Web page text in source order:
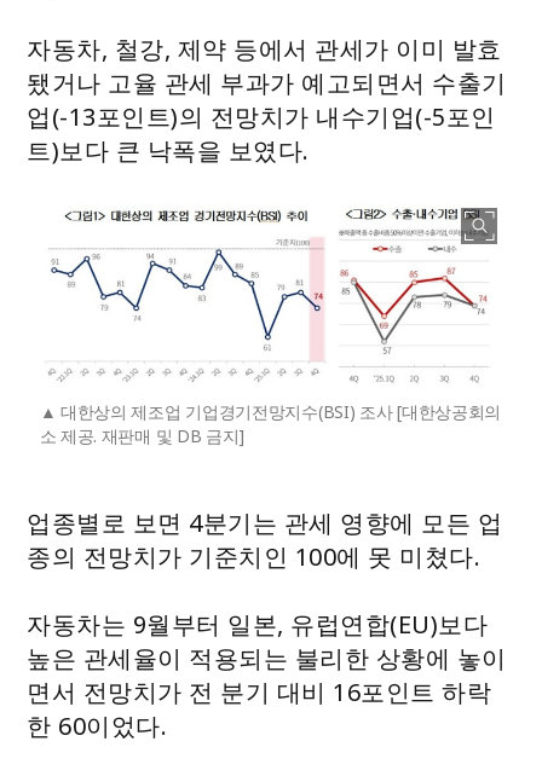
자동차, 철강, 제약 등에서 관세가 이미 발효
됐거나 고율 관세 부과가 예고되면서 수출기
업(-13포인트)의 전망치가 내수기업(-5포인
트)보다 큰 낙폭을 보였다.
대한상의 제조업 기업경기전망지수(BSI) 조사 [대한상공회의
소 제공. 재판매 및 DB 금지]
업종별로 보면 4분기는 관세 영향에 모든 업
종의 전망치가 기준치인 100에 못 미쳤다.
자동차는 9월부터 일본, 유럽연합(EU)보다
높은 관세율이 적용되는 불리한 상황에 놓이
면서 전망치가 전 분기 대비 16포인트 하락
한 60이었다.